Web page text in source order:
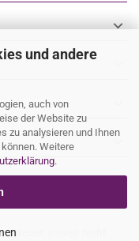
und andere
auch von
der Website zu
zu analysieren und Ihnen
Weitere
.
expand_more
expand_more
soweit nicht